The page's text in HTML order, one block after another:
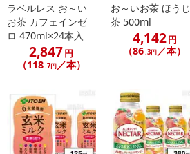
ラベルレス お～い
お茶 カフェインゼ
ロ 470ml×24本入
2,847円
（118 .7円／本）
お～いお茶 ほうじ
茶 500ml
4,142円
（86 .3円 ／本）